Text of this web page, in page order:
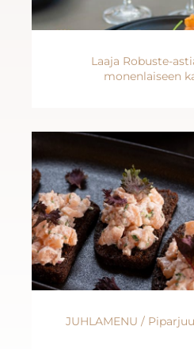
Laaja Robuste-
monenlaiseen
JUHLAMENU /